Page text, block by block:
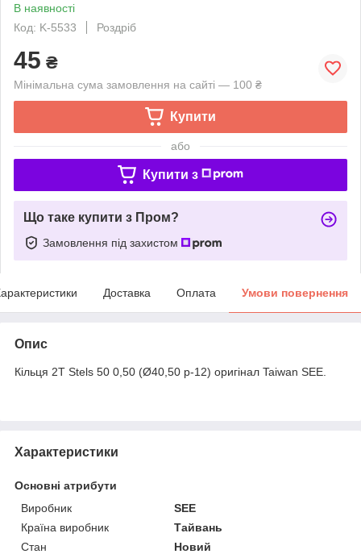
В наявності
Код: K-5533
Роздріб
45 ₴
Мінімальна сума замовлення на сайті — 100 ₴
Купити
або
Купити з
Що таке купити з Пром?
Замовлення під захистом
Доставка Оплата Умови повернення
Опис
Кільця 2T Stels 50 0,50 (Ø40,50 p-12) оригінал Taiwan SEE.
Характеристики
Основні атрибути
Виробник
SEE
Країна виробник
Тайвань
Стан
Новий